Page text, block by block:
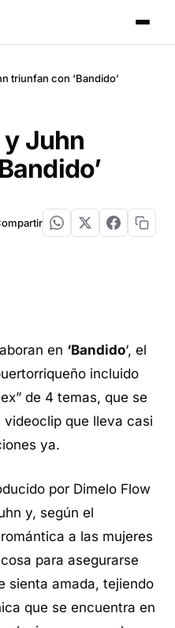
triunfan con ‘Bandido’
Juhn
en ‘Bandido‘, el
incluido
de 4 temas, que se
que lleva casi
ya.
por Dimelo Flow
y, según el
a las mujeres
para asegurarse
sienta amada, tejiendo
que se encuentra en